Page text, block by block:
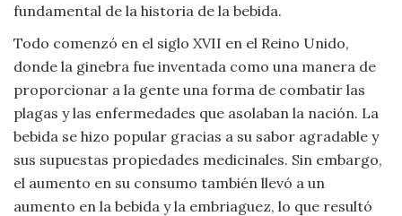
Viajar
fundamental de la historia de la bebida.
Todo comenzó en el siglo XVII en el Reino Unido,
donde la ginebra fue inventada como una manera de
proporcionar a la gente una forma de combatir las
plagas y las enfermedades que asolaban la nación. La
bebida se hizo popular gracias a su sabor agradable y
sus supuestas propiedades medicinales. Sin embargo,
el aumento en su consumo también llevó a un
aumento en la bebida y la embriaguez, lo que resultó